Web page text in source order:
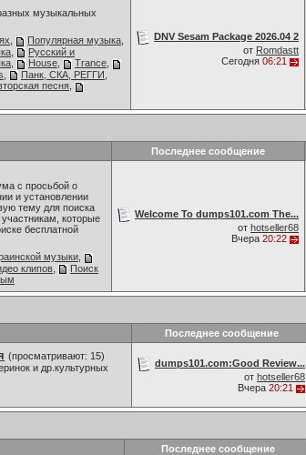
музыкальных
Популярная музыка
Русский и
House Trance
Панк, СКА, РЕГГИ,
песня
DNV Sesam Package 2026.04 2
от Romdastt
Сегодня 06:21
Последнее сообщение
с просьбой о
и установлении
тему для поиска
которые
бесплатной
музыки
клипов
Поиск
Welcome To dumps101.com The...
от hotseller68
Вчера 20:22
Последнее сообщение
(просматривают: 15)
и др.культурных
dumps101.com:Good Review...
от hotseller68
Вчера 20:21
Последнее сообщение